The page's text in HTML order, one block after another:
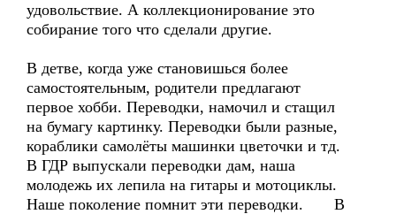
удовольствие. А коллекционирование это
собирание того что сделали другие.
В детве, когда уже становишься более
самостоятельным, родители предлагают
первое хобби. Переводки, намочил и стащил
на бумагу картинку. Переводки были разные,
кораблики самолёты машинки цветочки и тд.
В ГДР выпускали переводки дам, наша
молодежь их лепила на гитары и мотоциклы.
Наше поколение помнит эти переводки. В